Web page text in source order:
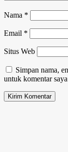
Nama *
Email *
Situs Web
Simpan nama,
untuk komentar